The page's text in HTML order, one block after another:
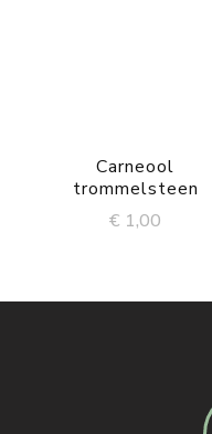
Carneool
trommelsteen
€ 1,00